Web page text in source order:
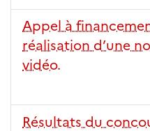
Appel à
réalisation d’une
vidéo.
Résultats du